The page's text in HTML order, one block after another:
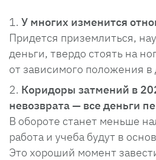
У многих изменится
Придется приземлиться,
деньги, твердо стоять на
от зависимого положения в
Коридоры затмений в
невозврата — все деньги
В обороте станет меньше
работа и учеба будут в
Это хороший момент